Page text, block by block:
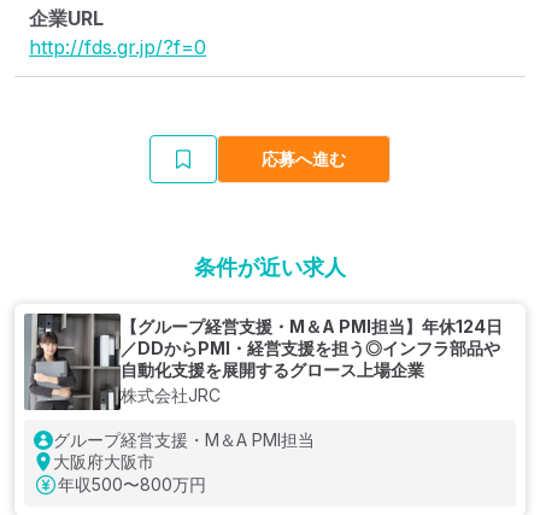
企業URL
http://fds.gr.jp/?f=0
応募へ進む
条件が近い求人
【グループ経営支援・M＆A PMI担当】年休124日
／DDからPMI・経営支援を担う◎インフラ部品や
自動化支援を展開するグロース上場企業
株式会社JRC
グループ経営支援・M＆A PMI担当
大阪府大阪市
年収500〜800万円